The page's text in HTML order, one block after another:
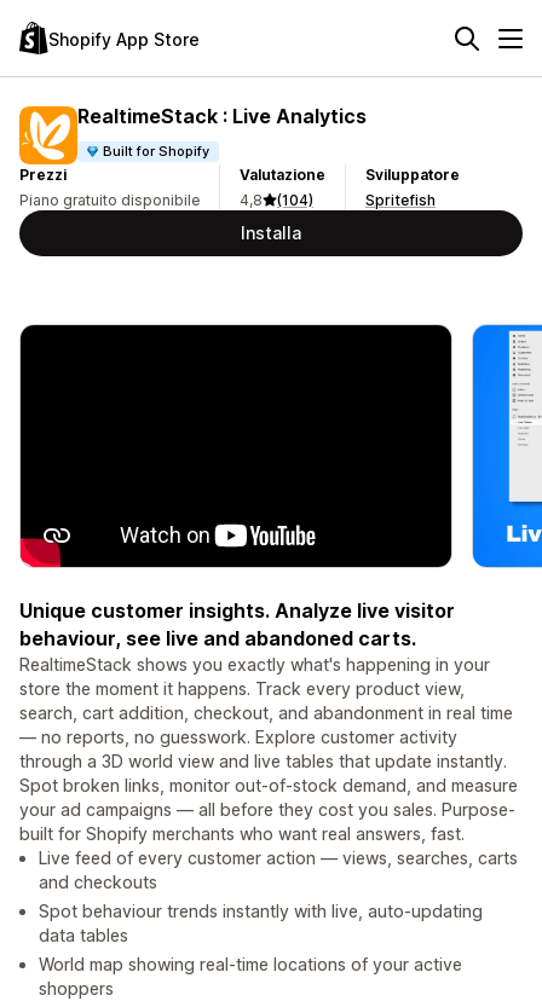
Shopify App Store
RealtimeStack : Live Analytics
Built for Shopify
Prezzi
Piano gratuito disponibile
Valutazione
4,8
(104)
Sviluppatore
Spritefish
Installa
Unique customer insights. Analyze live visitor
behaviour, see live and abandoned carts.
RealtimeStack shows you exactly what's happening in your
store the moment it happens. Track every product view,
search, cart addition, checkout, and abandonment in real time
— no reports, no guesswork. Explore customer activity
through a 3D world view and live tables that update instantly.
Spot broken links, monitor out-of-stock demand, and measure
your ad campaigns — all before they cost you sales. Purpose-
built for Shopify merchants who want real answers, fast.
Live feed of every customer action — views, searches, carts
and checkouts
Spot behaviour trends instantly with live, auto-updating
data tables
World map showing real-time locations of your active
shoppers